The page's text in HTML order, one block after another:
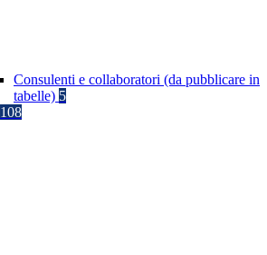
Consulenti e collaboratori (da pubblicare in
tabelle) 5
108